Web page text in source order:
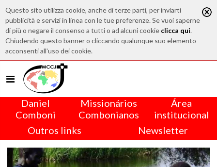
Questo sito utilizza cookie, anche di terze parti, per inviarti
pubblicità e servizi in linea con le tue preferenze. Se vuoi saperne
di più o negare il consenso a tutti o ad alcuni cookie clicca qui.
Chiudendo questo banner o cliccando qualunque suo elemento
acconsenti all'uso dei cookie.
Daniel
Comboni
Missionários
Combonianos
Área
institucional
Outros links
Newsletter